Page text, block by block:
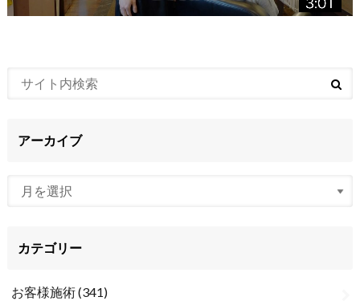
アーカイブ
カテゴリー
お客様施術(341)